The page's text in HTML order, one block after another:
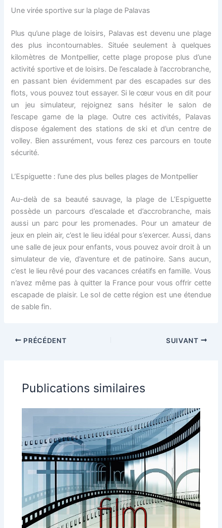
Une virée sportive sur la plage de Palavas
Plus qu’une plage de loisirs, Palavas est devenu une plage
des plus incontournables. Située seulement à quelques
kilomètres de Montpellier, cette plage propose plus d’une
activité sportive et de loisirs. De l’escalade à l’accrobranche,
en passant bien évidemment par des escapades sur des
flots, vous pouvez tout essayer. Si le cœur vous en dit pour
un jeu simulateur, rejoignez sans hésiter le salon de
l’escape game de la plage. Outre ces activités, Palavas
dispose également des stations de ski et d’un centre de
volley. Bien assurément, vous ferez ces parcours en toute
sécurité.
L’Espiguette : l’une des plus belles plages de Montpellier
Au-delà de sa beauté sauvage, la plage de L’Espiguette
possède un parcours d’escalade et d’accrobranche, mais
aussi un parc pour les promenades. Pour un amateur de
jeux en plein air, c’est le lieu idéal pour s’exercer. Aussi, dans
une salle de jeux pour enfants, vous pouvez avoir droit à un
simulateur de vie, d’aventure et de patinoire. Sans aucun,
c’est le lieu rêvé pour des vacances créatifs en famille. Vous
n’avez même pas à quitter la France pour vous offrir cette
escapade de plaisir. Le sol de cette région est une étendue
de sable fin.
PRÉCÉDENT SUIVANT
Publications similaires